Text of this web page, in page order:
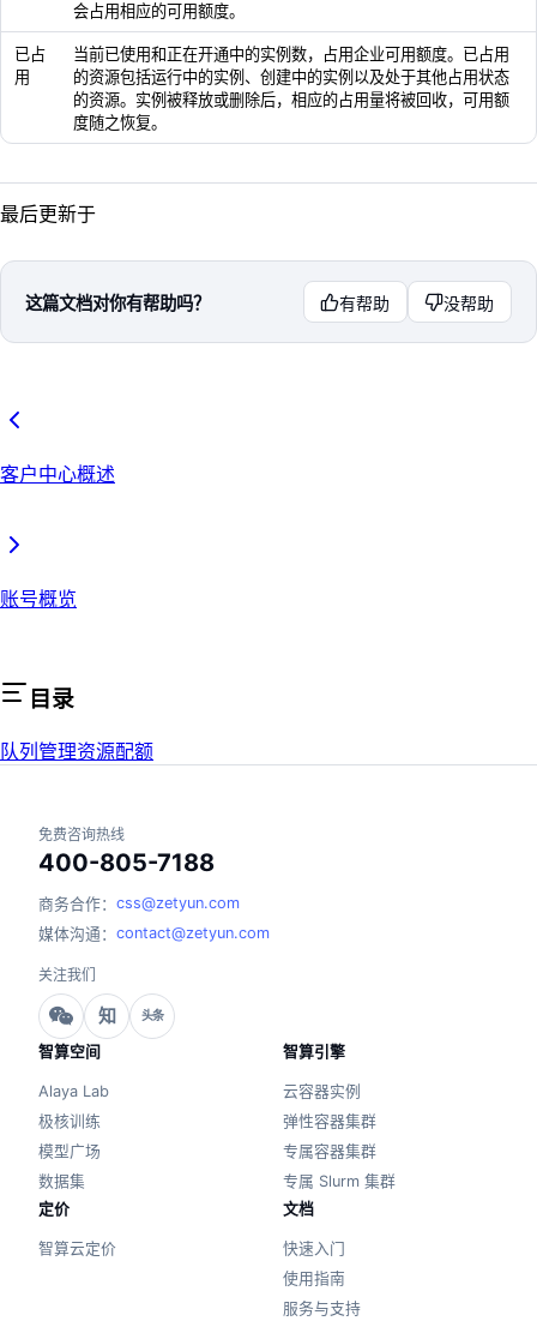
会占用相应的可用额度。
已占
用
当前已使用和正在开通中的实例数，占用企业可用额度。已占用
的资源包括运行中的实例、创建中的实例以及处于其他占用状态
的资源。实例被释放或删除后，相应的占用量将被回收，可用额
度随之恢复。
最后更新于
这篇文档对你有帮助吗？ 有帮助 没帮助
客户中心概述
账号概览
目录
队列管理资源配额
免费咨询热线
400-805-7188
商务合作： css@zetyun.com
媒体沟通： contact@zetyun.com
关注我们
知 头条
智算空间
Alaya Lab
极核训练
模型广场
数据集
智算引擎
云容器实例
弹性容器集群
专属容器集群
专属 Slurm 集群
定价
智算云定价
文档
快速入门
使用指南
服务与支持